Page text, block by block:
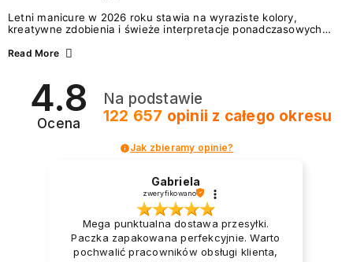
Letni manicure w 2026 roku stawia na wyraziste kolory,
kreatywne zdobienia i świeże interpretacje ponadczasowych
zarówno energetycznych odcieni inspirowanych wakacjami, jak
2026? Znajdź inspirację dla swojego manicure!
Read More
4.8
Ocena
Na podstawie
122 657 opinii z całego okresu
Jak zbieramy opinie?
Gabriela
zweryfikowano
Mega punktualna dostawa przesyłki.
Paczka zapakowana perfekcyjnie. Warto
pochwalić pracowników obsługi klienta,